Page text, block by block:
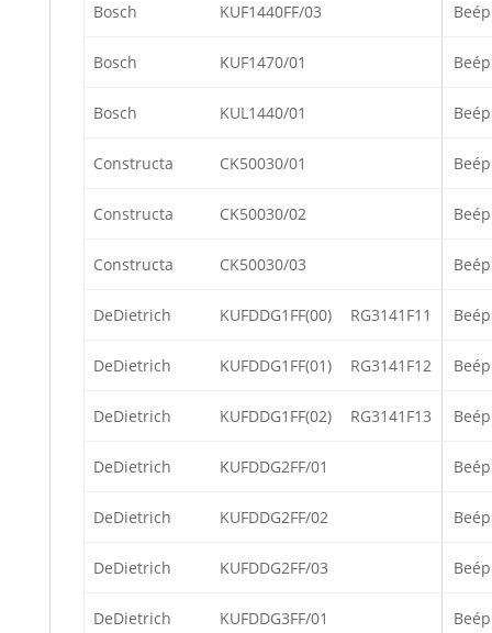
Bosch KUF1440FF/03
Bosch KUF1470/01
Bosch KUL1440/01
Constructa CK50030/01
Constructa CK50030/02
Constructa CK50030/03
DeDietrich KUFDDG1FF(00) RG3141F11
DeDietrich KUFDDG1FF(01) RG3141F12
DeDietrich KUFDDG1FF(02) RG3141F13
DeDietrich KUFDDG2FF/01
DeDietrich KUFDDG2FF/02
DeDietrich KUFDDG2FF/03
DeDietrich KUFDDG3FF/01